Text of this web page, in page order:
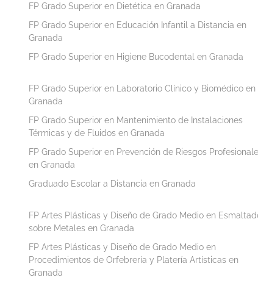
FP Grado Superior en Dietética en Granada
FP Grado Superior en Educación Infantil a Distancia en
Granada
FP Grado Superior en Higiene Bucodental en Granada
FP Grado Superior en Laboratorio Clínico y Biomédico en
Granada
FP Grado Superior en Mantenimiento de Instalaciones
Térmicas y de Fluidos en Granada
FP Grado Superior en Prevención de Riesgos
en Granada
Graduado Escolar a Distancia en Granada
FP Artes Plásticas y Diseño de Grado Medio en
sobre Metales en Granada
FP Artes Plásticas y Diseño de Grado Medio en
Procedimientos de Orfebrería y Platería Artísticas en
Granada